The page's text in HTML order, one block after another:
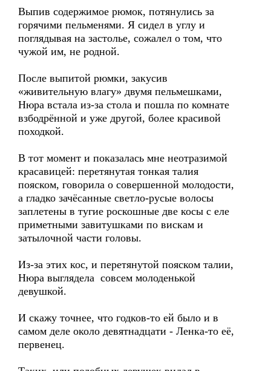
Выпив содержимое рюмок, потянулись за
горячими пельменями. Я сидел в углу и
поглядывая на застолье, сожалел о том, что
чужой им, не родной.
После выпитой рюмки, закусив
«живительную влагу» двумя пельмешками,
Нюра встала из-за стола и пошла по комнате
взбодрённой и уже другой, более красивой
походкой.
В тот момент и показалась мне неотразимой
красавицей: перетянутая тонкая талия
пояском, говорила о совершенной молодости,
а гладко зачёсанные светло-русые волосы
заплетены в тугие роскошные две косы с еле
приметными завитушками по вискам и
затылочной части головы.
Из-за этих кос, и перетянутой пояском талии,
Нюра выглядела совсем молоденькой
девушкой.
И скажу точнее, что годков-то ей было и в
самом деле около девятнадцати - Ленка-то её,
первенец.